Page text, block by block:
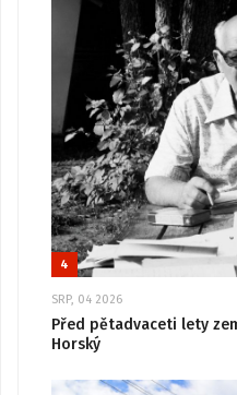
4
SRP, 04 2026
Před pětadvaceti lety
Horský